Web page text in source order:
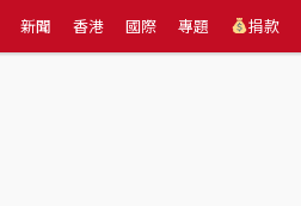
新聞 香港 國際 專題 捐款